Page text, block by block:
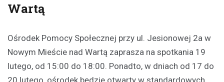
Wartą
Ośrodek Pomocy Społecznej przy ul. Jesionowej 2a w
Nowym Mieście nad Wartą zaprasza na spotkania 19
lutego, od 15:00 do 18:00. Ponadto, w dniach od 17 do